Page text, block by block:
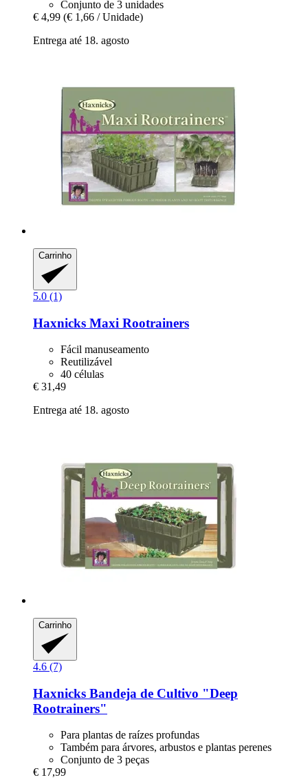
Conjunto de 3 unidades
€ 4,99 (€ 1,66 / Unidade)
Entrega até 18. agosto
Carrinho
5.0 (1)
Haxnicks Maxi Rootrainers
Fácil manuseamento
Reutilizável
40 células
€ 31,49
Entrega até 18. agosto
Carrinho
4.6 (7)
Haxnicks Bandeja de Cultivo "Deep
Rootrainers"
Para plantas de raízes profundas
Também para árvores, arbustos e plantas perenes
Conjunto de 3 peças
€ 17,99